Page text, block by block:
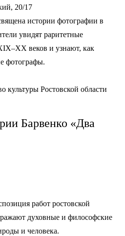
20/17
истории фотографии в
увидят раритетные
веков и узнают, как
фотографы.
культуры Ростовской области
Барвенко «Два
работ ростовской
духовные и философские
и человека.